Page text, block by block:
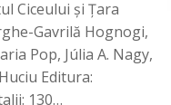
Ciceului şi Ţara
Gavrilă Hognogi,
Pop, Júlia A. Nagy,
Editura:
130…